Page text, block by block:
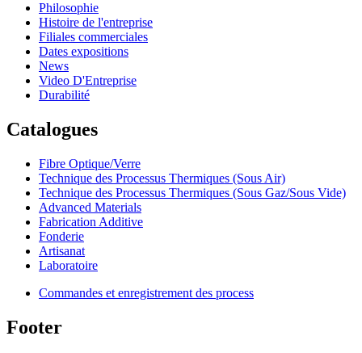
Philosophie
Histoire de l'entreprise
Filiales commerciales
Dates expositions
News
Video D'Entreprise
Durabilité
Catalogues
Fibre Optique/Verre
Technique des Processus Thermiques (Sous Air)
Technique des Processus Thermiques (Sous Gaz/Sous Vide)
Advanced Materials
Fabrication Additive
Fonderie
Artisanat
Laboratoire
Commandes et enregistrement des process
Footer